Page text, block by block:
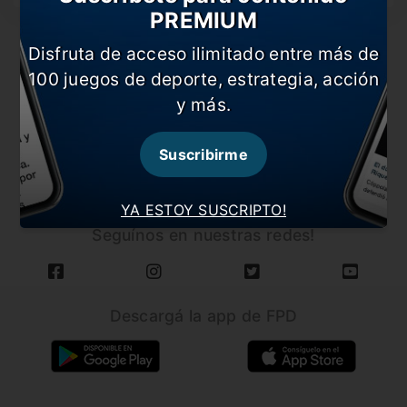
CARGAR MÁS NOTICIAS
Seguínos en nuestras redes!
YA ESTOY SUSCRIPTO!
PREMIUM
Disfruta de acceso ilimitado entre más de
100 juegos de deporte, estrategia, acción
y más.
Suscribirme